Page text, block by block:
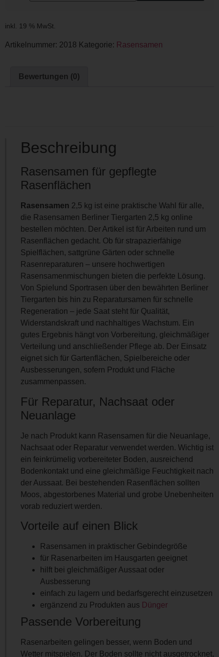
inkl. 19 % MwSt.
Artikelnummer: 2018 Kategorie: Rasensamen
Bewertungen (0)
Beschreibung
Rasensamen für gepflegte
Rasenflächen
Rasensamen 2,5 kg ist eine praktische Wahl für alle,
die Rasensamen Berliner Tiergarten 2,5 kg online
bestellen möchten. Der Artikel ist für Arbeiten rund um
Rasenflächen gedacht. Ob für strapazierfähige
Spielflächen, sattgrüne Gärten oder schnelle
Rasenreparaturen – unsere hochwertigen
Rasensamenmischungen bieten die perfekte Lösung.
Von Spielund Sportrasen über den bewährten Berliner
Tiergarten bis hin zu Reparatursamen für schnelle
Regeneration – jede Saat steht für Qualität,
Widerstandskraft und nachhaltiges Wachstum. Ein
gutes Ergebnis hängt von Vorbereitung, gleichmäßiger
Verteilung und anschließender Pflege ab. Der Einsatz
eignet sich für Gartenflächen, Spielbereiche oder
Ausbesserungen, sofern Produkt und Fläche
zusammenpassen.
Für Reparatur, Nachsaat oder
Neuanlage
Je nach Produkt kann Rasensamen für die Neuanlage,
Nachsaat oder Reparatur verwendet werden. Wichtig ist
ein feinkrümelig vorbereiteter Boden, ausreichend
Bodenkontakt und eine gleichmäßige Feuchtigkeit nach
der Aussaat. Bei bestehenden Rasenflächen sollten
Moos, abgestorbenes Material und grobe Unebenheiten
vorab reduziert werden.
Vorteile auf einen Blick
Rasensamen in praktischer Gebindegröße
für Rasenarbeiten im Hausgarten geeignet
hilft bei gleichmäßiger Aussaat oder
Ausbesserung
einfach zu lagern und bedarfsgerecht einzusetzen
ergänzend zu Produkten aus Dünger
Passende Vorbereitung
Rasenarbeiten gelingen besser, wenn Boden und
Wetter mitspielen. Der Boden sollte nicht ausgetrocknet,